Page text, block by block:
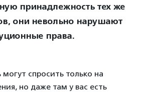
принадлежность тех же
они невольно нарушают
права.
спросить только на
но даже там у вас есть